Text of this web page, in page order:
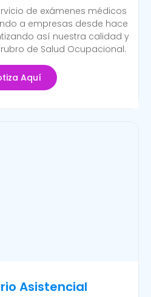
de exámenes médicos
a empresas desde hace
así nuestra calidad y
de Salud Ocupacional.
Aquí
Asistencial